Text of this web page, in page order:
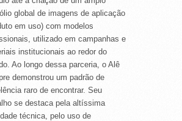
global de imagens de aplicação
em uso) com modelos
utilizado em campanhas e
institucionais ao redor do
Ao longo dessa parceria, o Alê
demonstrou um padrão de
raro de encontrar. Seu
se destaca pela altíssima
técnica, pelo uso de
equipamentos de ponta e um
tratamento de imagem. Além
técnica, destaco sua ética
excepcional: é pontual,
rigorosamente os prazos e
exatamente o que foi prometido.
dúvida, um profissional muito
além de ser gente